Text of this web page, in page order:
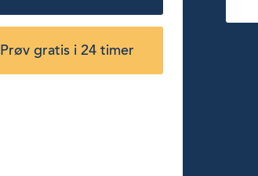
Prøv gratis i 24 timer